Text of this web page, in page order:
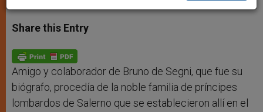
a
t
s
p
p
s
s
e
g
e
r
c
e
b
o
k
i a
Share this Entry
Amigo y colaborador de Bruno de Segni, que fue su
biógrafo, procedía de la noble familia de príncipes
lombardos de Salerno que se establecieron allí en el